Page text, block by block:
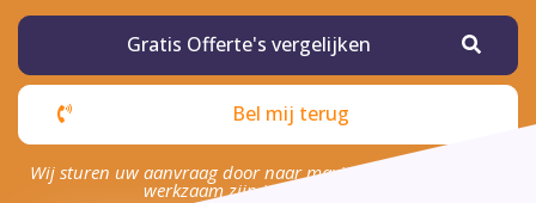
Gratis Offerte's vergelijken
Bel mij terug
Wij sturen uw aanvraag door naar maximaal 4 bedrijven die
werkzaam zijn in uw omgeving.